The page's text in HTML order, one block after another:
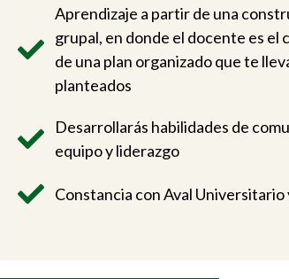
Aprendizaje a partir de una
grupal, en donde el docente es
de una plan organizado que te
planteados
Desarrollarás habilidades de
equipo y liderazgo
Constancia con Aval